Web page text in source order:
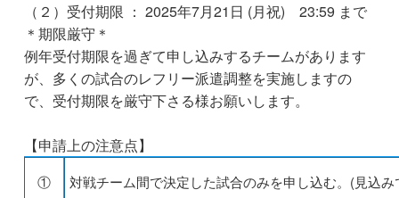
（２）受付期限 ： 2025年7月21日 (月祝) 23:59 まで
＊期限厳守＊
例年受付期限を過ぎて申し込みするチームがあります
が、多くの試合のレフリー派遣調整を実施しますの
で、受付期限を厳守下さる様お願いします。
【申請上の注意点】
① 対戦チーム間で決定した試合のみを申し込む。(見込